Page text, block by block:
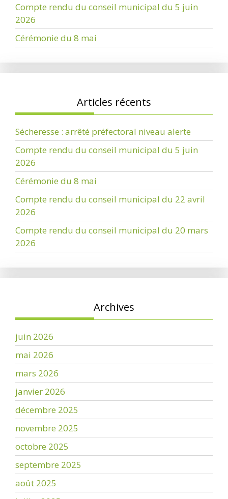
Compte rendu du conseil municipal du 5 juin
2026
Cérémonie du 8 mai
Articles récents
Sécheresse : arrêté préfectoral niveau alerte
Compte rendu du conseil municipal du 5 juin
2026
Cérémonie du 8 mai
Compte rendu du conseil municipal du 22 avril
2026
Compte rendu du conseil municipal du 20 mars
2026
Archives
juin 2026
mai 2026
mars 2026
janvier 2026
décembre 2025
novembre 2025
octobre 2025
septembre 2025
août 2025